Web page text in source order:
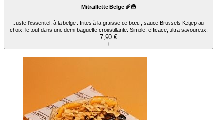
Mitraillette Belge 🥖🍟
Juste l'essentiel, à la belge : frites à la graisse de bœuf, sauce Brussels Ketjep au
choix, le tout dans une demi-baguette croustillante. Simple, efficace, ultra savoureux.
7,90 €
+